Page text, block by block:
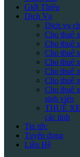
Giới Thiệu
Dịch Vụ
Dịch vụ
Cho thuê
Cho thuê
Cho thuê
Cho thuê
Cho thuê
Cho thuê
Cho thuê
sinh viên
THUÊ
các tỉnh
Tin tức
Tuyển dụng
Liên Hệ